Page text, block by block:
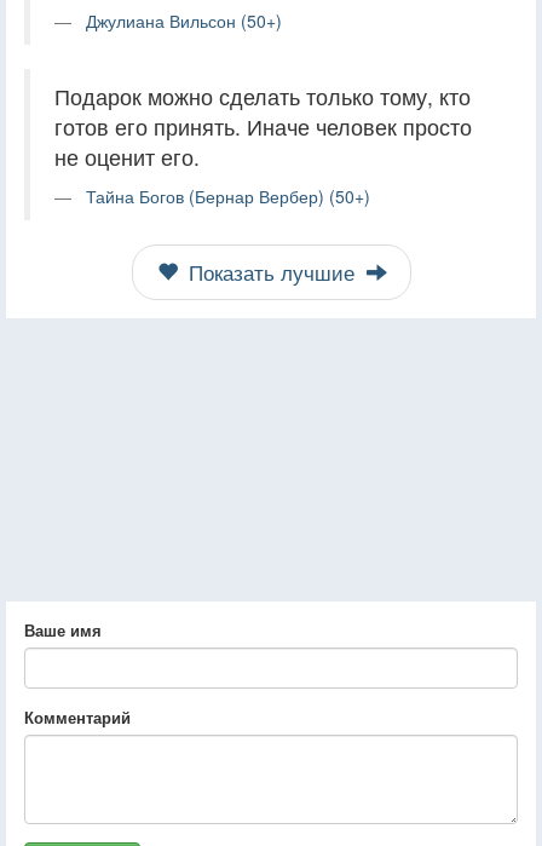
Джулиана Вильсон (50+)
Подарок можно сделать только тому, кто
готов его принять. Иначе человек просто
не оценит его.
Тайна Богов (Бернар Вербер) (50+)
Показать лучшие
Ваше имя
Комментарий